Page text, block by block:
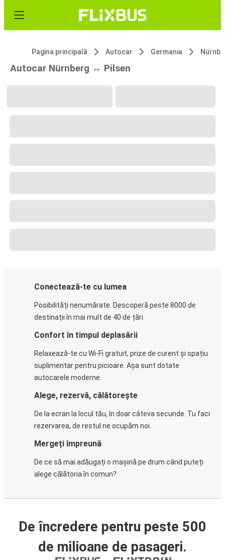
Pagina principală Autocar Germania
Autocar Nürnberg ↔ Pilsen
Conectează-te cu lumea
Posibilități nenumărate. Descoperă peste 8000 de
destinații în mai mult de 40 de țări.
Confort în timpul deplasării
Relaxează-te cu Wi-Fi gratuit, prize de curent și spațiu
suplimentar pentru picioare. Așa sunt dotate
autocarele moderne.
Alege, rezervă, călătorește
De la ecran la locul tău, în doar câteva secunde. Tu faci
rezervarea, de restul ne ocupăm noi.
Mergeți împreună
De ce să mai adăugați o mașină pe drum când puteți
alege călătoria în comun?
De încredere pentru peste 500
de milioane de pasageri.